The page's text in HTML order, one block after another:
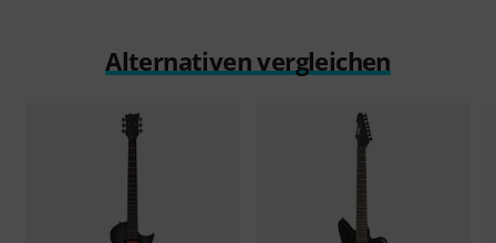
Alternativen vergleichen